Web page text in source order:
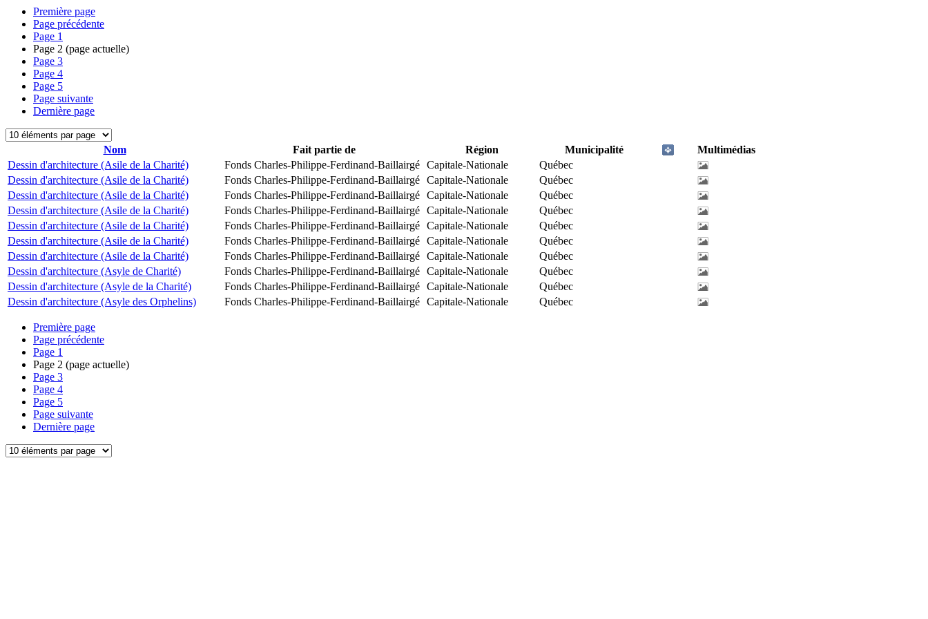
Première page
Page précédente
Page 1
Page 2 (page actuelle)
Page 3
Page 4
Page 5
Page suivante
Dernière page
Nom Fait partie de Région Municipalité
Multimédias
Dessin d'architecture (Asile de la Charité)
Fonds Charles-Philippe-Ferdinand-Baillairgé Capitale-Nationale
Québec
Dessin d'architecture (Asile de la Charité)
Fonds Charles-Philippe-Ferdinand-Baillairgé Capitale-Nationale
Québec
Dessin d'architecture (Asile de la Charité)
Fonds Charles-Philippe-Ferdinand-Baillairgé Capitale-Nationale
Québec
Dessin d'architecture (Asile de la Charité)
Fonds Charles-Philippe-Ferdinand-Baillairgé Capitale-Nationale
Québec
Dessin d'architecture (Asile de la Charité)
Fonds Charles-Philippe-Ferdinand-Baillairgé Capitale-Nationale
Québec
Dessin d'architecture (Asile de la Charité)
Fonds Charles-Philippe-Ferdinand-Baillairgé Capitale-Nationale
Québec
Dessin d'architecture (Asile de la Charité)
Fonds Charles-Philippe-Ferdinand-Baillairgé Capitale-Nationale
Québec
Dessin d'architecture (Asyle de Charité)
Fonds Charles-Philippe-Ferdinand-Baillairgé Capitale-Nationale
Québec
Dessin d'architecture (Asyle de la Charité)
Fonds Charles-Philippe-Ferdinand-Baillairgé Capitale-Nationale
Québec
Dessin d'architecture (Asyle des Orphelins)
Fonds Charles-Philippe-Ferdinand-Baillairgé Capitale-Nationale Québec
Première page
Page précédente
Page 1
Page 2 (page actuelle)
Page 3
Page 4
Page 5
Page suivante
Dernière page